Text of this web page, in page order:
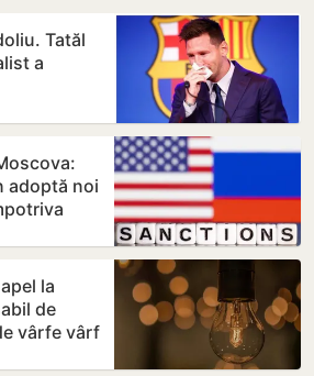
Tatăl
a
adoptă noi
la
de
vârfe vârf